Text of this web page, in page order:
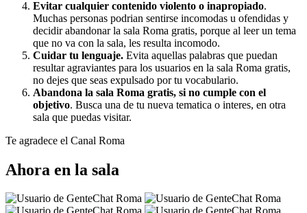
Evitar cualquier contenido violento o inapropiado.
Muchas personas podrian sentirse incomodas u ofendidas y
decidir abandonar la sala Roma gratis, porque al leer un tema
que no va con la sala, les resulta incomodo.
Cuidar tu lenguaje. Evita aquellas palabras que puedan
resultar agraviantes para los usuarios en la sala Roma gratis,
no dejes que seas expulsado por tu vocabulario.
Abandona la sala Roma gratis, si no cumple con el
objetivo. Busca una de tu nueva tematica o interes, en otra
sala que puedas visitar.
Te agradece el Canal Roma
Ahora en la sala